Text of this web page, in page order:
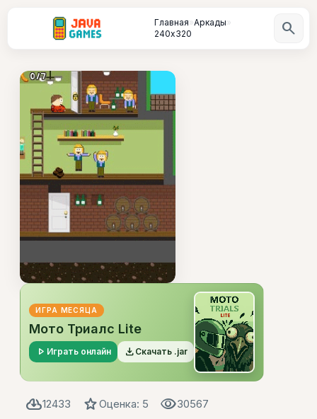
Главная»Аркады»
240х320
search
ИГРА МЕСЯЦА
Мото Триалс Lite
play_arrow Играть онлайн file_download Скачать .jar
cloud_download12433 starОценка: 5 visibility30567